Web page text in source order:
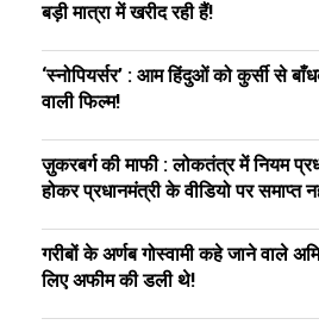
बड़ी मात्रा में खरीद रही हैं!
‘स्नोपियर्सर’ : आम हिंदुओं को कुर्सी से
वाली फिल्म!
ज़ुकरबर्ग की माफी : लोकतंत्र में नियम
होकर प्रधानमंत्री के वीडियो पर समाप्त
गरीबों के अर्णब गोस्वामी कहे जाने वाले
लिए अफीम की डली थे!